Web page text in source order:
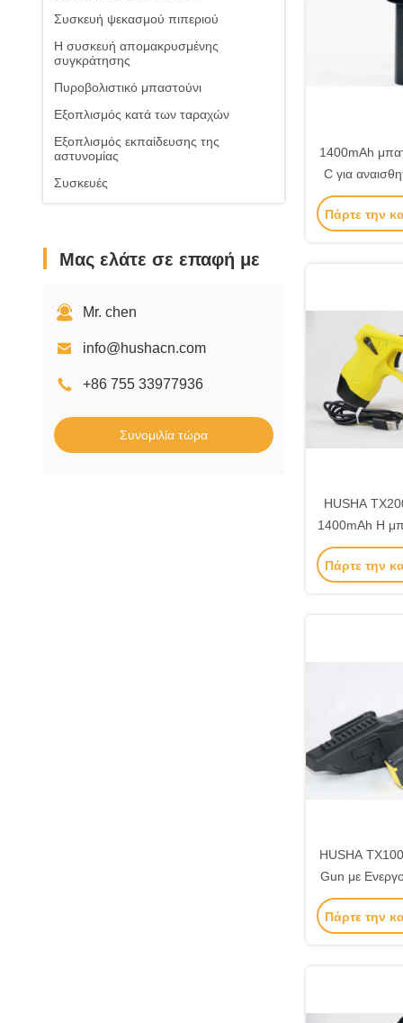
Συσκευή ψεκασμού πιπεριού
Η συσκευή απομακρυσμένης
συγκράτησης
Πυροβολιστικό μπαστούνι
Εξοπλισμός κατά των ταραχών
Εξοπλισμός εκπαίδευσης της
αστυνομίας
Συσκευές
Μας ελάτε σε επαφή με
Mr. chen
info@hushacn.com
+86 755 33977936
Συνομιλία τώρα
1400mAh
C για
Γρήγορη και
Πάρτε την
HUSHA
1400mAh Η
με Stun
Πάρτε την
HUSHA
Gun με
Σώματος,
Τάση
Πάρτε την